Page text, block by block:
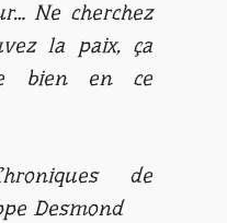
Ne cherchez
la paix, ça
bien en ce
de
Desmond